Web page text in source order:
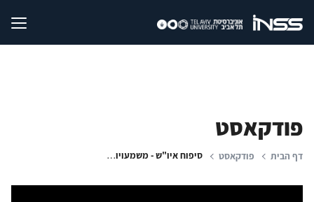
פודקאסט
דף הבית פודקאסט סיפוח איו"ש - משמעויות מדיניות, ביטחוניות ומשפטיות